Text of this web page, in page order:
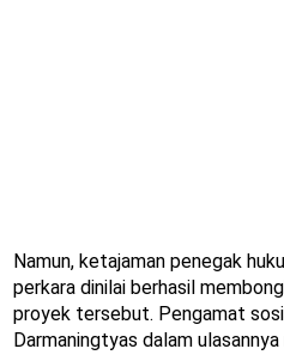
Namun, ketajaman penegak
perkara dinilai berhasil
proyek tersebut. Pengamat
Darmaningtyas dalam